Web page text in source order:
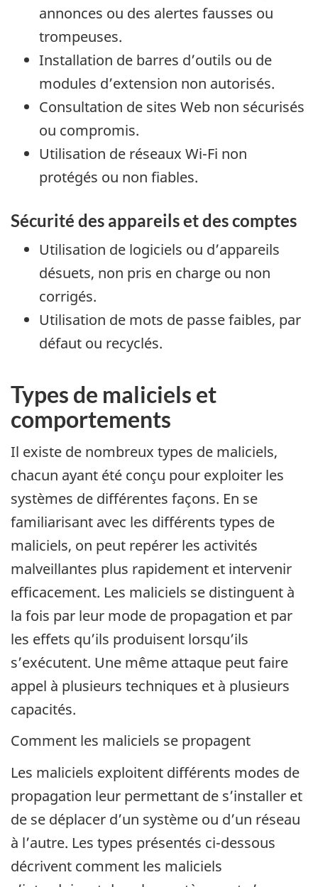
annonces ou des alertes fausses ou
trompeuses.
Installation de barres d’outils ou de
modules d’extension non autorisés.
Consultation de sites Web non sécurisés
ou compromis.
Utilisation de réseaux Wi-Fi non
protégés ou non fiables.
Sécurité des appareils et des comptes
Utilisation de logiciels ou d’appareils
désuets, non pris en charge ou non
corrigés.
Utilisation de mots de passe faibles, par
défaut ou recyclés.
Types de maliciels et
comportements
Il existe de nombreux types de maliciels,
chacun ayant été conçu pour exploiter les
systèmes de différentes façons. En se
familiarisant avec les différents types de
maliciels, on peut repérer les activités
malveillantes plus rapidement et intervenir
efficacement. Les maliciels se distinguent à
la fois par leur mode de propagation et par
les effets qu’ils produisent lorsqu’ils
s’exécutent. Une même attaque peut faire
appel à plusieurs techniques et à plusieurs
capacités.
Comment les maliciels se propagent
Les maliciels exploitent différents modes de
propagation leur permettant de s’installer et
de se déplacer d’un système ou d’un réseau
à l’autre. Les types présentés ci-dessous
décrivent comment les maliciels